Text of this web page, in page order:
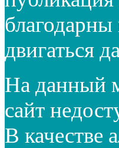
двигаться
На данный
сайт
В качестве